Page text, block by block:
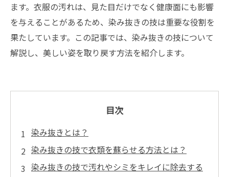
ます。衣服の汚れは、見た目だけでなく健康面にも影響
を与えることがあるため、染み抜きの技は重要な役割を
果たしています。この記事では、染み抜きの技について
解説し、美しい姿を取り戻す方法を紹介します。
目次
染み抜きとは？
染み抜きの技で衣類を蘇らせる方法とは？
染み抜きの技で汚れやシミをキレイに除去する